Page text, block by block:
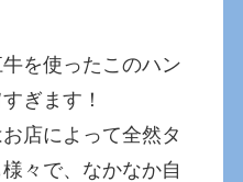
を使ったこのハン
ぎます！
店によって全然タ
々で、なかなか自